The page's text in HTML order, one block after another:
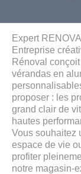
Expert
Entreprise
Rénoval
vérandas en
proposer : les
grand clair de
hautes
Vous souhaitez
espace de vie
profiter
notre magasin-